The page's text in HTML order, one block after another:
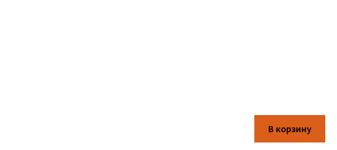
В корзину